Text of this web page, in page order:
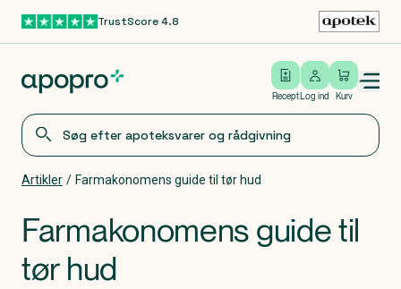
Gå til hovedindholdTrustScore 4.8
Recept
Log ind
Log ind Kurv
Open/close menu
Artikler / Farmakonomens guide til tør hud
Farmakonomens guide til
tør hud